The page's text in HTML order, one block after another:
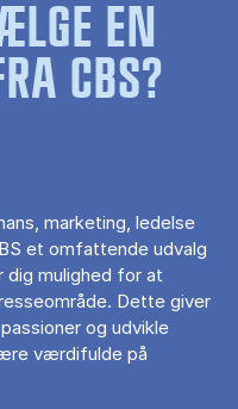
EN
CBS?
marketing, ledelse
et omfattende udvalg
dig mulighed for at
Dette giver
og udvikle
værdifulde på